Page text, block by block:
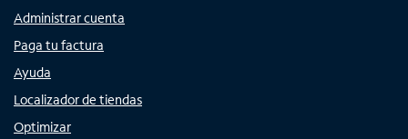
Administrar cuenta
Paga tu factura
Ayuda
Localizador de tiendas
Optimizar